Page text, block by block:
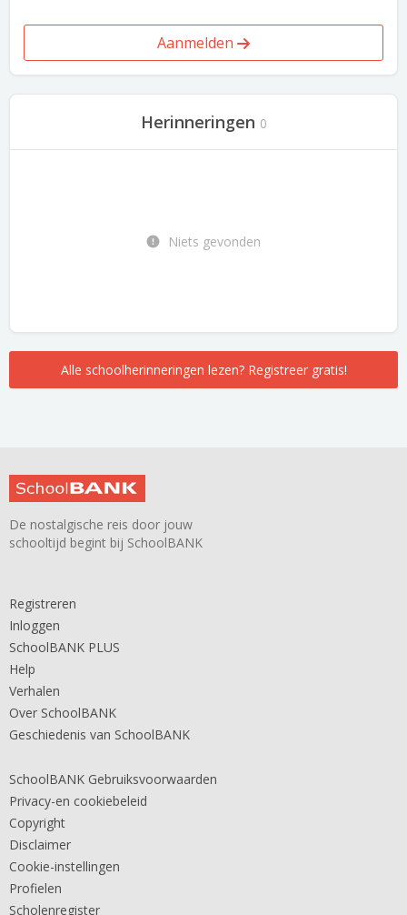
Aanmelden
Herinneringen 0
Niets gevonden
Alle schoolherinneringen lezen? Registreer gratis!
De nostalgische reis door jouw
schooltijd begint bij SchoolBANK
Registreren
Inloggen
SchoolBANK PLUS
Help
Verhalen
Over SchoolBANK
Geschiedenis van SchoolBANK
SchoolBANK Gebruiksvoorwaarden
Privacy-en cookiebeleid
Copyright
Disclaimer
Cookie-instellingen
Profielen
Scholenregister